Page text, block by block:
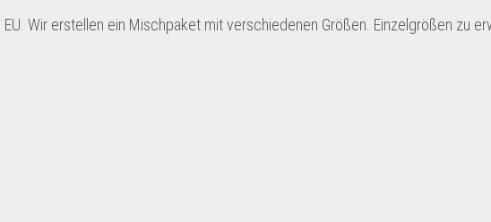
Wir erstellen ein Mischpaket mit verschiedenen Größen. Einzelgrößen zu